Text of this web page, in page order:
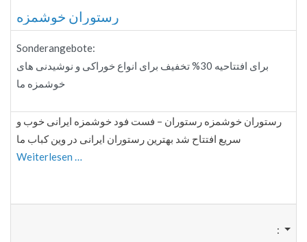
رستوران خوشمزه
Sonderangebote:
برای افتتاحیه 30% تخفیف برای انواع خوراکی و نوشیدنی های
خوشمزه ما
رستوران خوشمزه رستوران – فست فود خوشمزه ایرانی خوب و
سریع افتتاح شد بهترین رستوران ایرانی در وین کباب ما
Weiterlesen …
: